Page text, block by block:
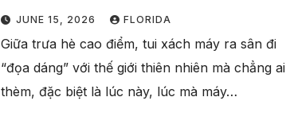
JUNE 15, 2026 FLORIDA
Giữa trưa hè cao điểm, tui xách máy ra sân đi
“đọa dáng” với thế giới thiên nhiên mà chẳng ai
thèm, đặc biệt là lúc này, lúc mà máy…